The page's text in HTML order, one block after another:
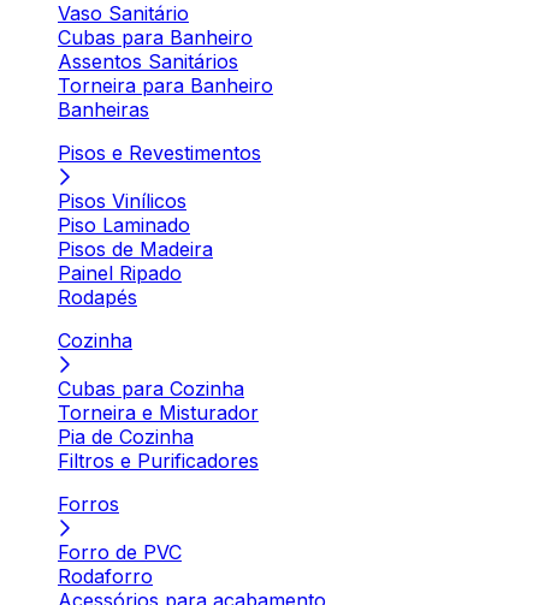
Vaso Sanitário
Cubas para Banheiro
Assentos Sanitários
Torneira para Banheiro
Banheiras
Pisos e Revestimentos
Pisos Vinílicos
Piso Laminado
Pisos de Madeira
Painel Ripado
Rodapés
Cozinha
Cubas para Cozinha
Torneira e Misturador
Pia de Cozinha
Filtros e Purificadores
Forros
Forro de PVC
Rodaforro
Acessórios para acabamento